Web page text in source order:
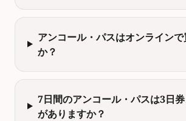
アンコール・パスはオンライン
か？
7日間のアンコール・パスは3日
がありますか？